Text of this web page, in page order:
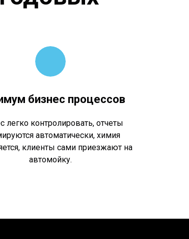
бизнес процессов
легко контролировать, отчеты
автоматически, химия
клиенты сами приезжают на
автомойку.